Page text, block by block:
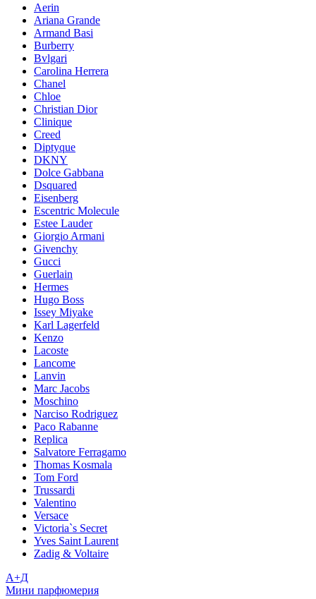
Aerin
Ariana Grande
Armand Basi
Burberry
Bvlgari
Carolina Herrera
Chanel
Chloe
Christian Dior
Clinique
Creed
Diptyque
DKNY
Dolce Gabbana
Dsquared
Eisenberg
Escentric Molecule
Estee Lauder
Giorgio Armani
Givenchy
Gucci
Guerlain
Hermes
Hugo Boss
Issey Miyake
Karl Lagerfeld
Kenzo
Lacoste
Lancome
Lanvin
Marc Jacobs
Moschino
Narciso Rodriguez
Paco Rabanne
Replica
Salvatore Ferragamo
Thomas Kosmala
Tom Ford
Trussardi
Valentino
Versace
Victoria`s Secret
Yves Saint Laurent
Zadig & Voltaire
А+Д
Мини парфюмерия